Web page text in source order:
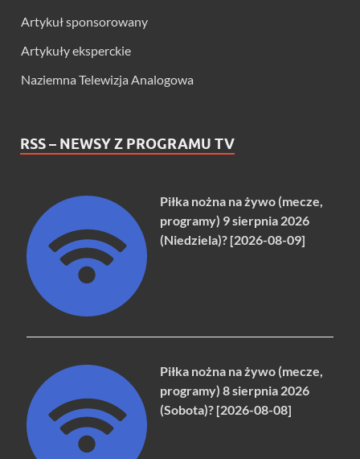
Artykuł sponsorowany
Artykuły eksperckie
Naziemna Telewizja Analogowa
RSS – NEWSY Z PROGRAMU TV
Piłka nożna na żywo (mecze,
programy) 9 sierpnia 2026
(Niedziela)? [2026-08-09]
Piłka nożna na żywo (mecze,
programy) 8 sierpnia 2026
(Sobota)? [2026-08-08]